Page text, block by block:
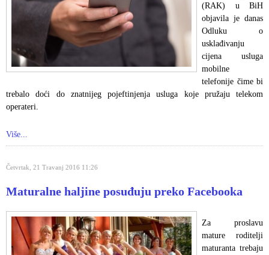
(RAK) u BiH
objavila je danas
Odluku o
usklađivanju
cijena usluga
mobilne
telefonije čime bi
trebalo doći do znatnijeg pojeftinjenja usluga koje pružaju telekom
operateri.
Više...
Četvrtak, 21 Travanj 2016 11:26
Maturalne haljine posuđuju preko Facebooka
Za proslavu
mature roditelji
maturanta trebaju